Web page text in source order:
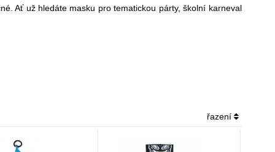
Ať už hledáte masku pro tematickou párty, školní karneval
řazení